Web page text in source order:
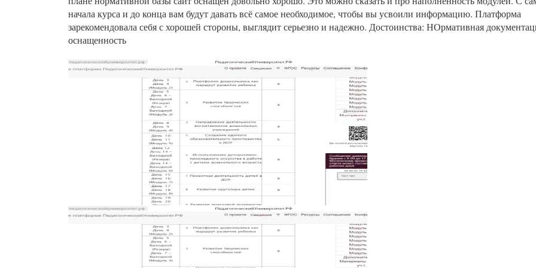
начала курса и до конца вам будут давать всё самое необходимое, чтобы вы усвоили информацию. Платформа
зарекомендовала себя с хорошей стороны, выглядит серьезно и надежно. Достоинства: НОрмативная
оснащенность